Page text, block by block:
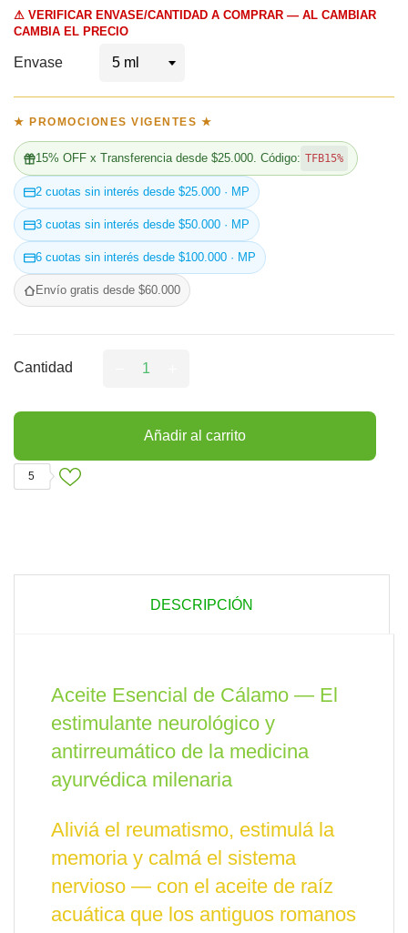
⚠ VERIFICAR ENVASE/CANTIDAD A COMPRAR — AL CAMBIAR
CAMBIA EL PRECIO
Envase
★ PROMOCIONES VIGENTES ★
15% OFF x Transferencia desde $25.000. Código: TFB15%
2 cuotas sin interés desde $25.000 · MP
3 cuotas sin interés desde $50.000 · MP
6 cuotas sin interés desde $100.000 · MP
Envío gratis desde $60.000
Cantidad
Añadir al carrito
5
DESCRIPCIÓN
Aceite Esencial de Cálamo — El
estimulante neurológico y
antirreumático de la medicina
ayurvédica milenaria
Aliviá el reumatismo, estimulá la
memoria y calmá el sistema
nervioso — con el aceite de raíz
acuática que los antiguos romanos